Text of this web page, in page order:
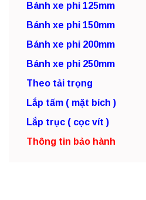
Bánh xe phi 125mm
Bánh xe phi 150mm
Bánh xe phi 200mm
Bánh xe phi 250mm
Theo tải trọng
Lắp tấm ( mặt bích )
Lắp trục ( cọc vít )
Thông tin bảo hành